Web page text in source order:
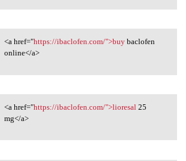
href="https://ibaclofen
<a href="https://ibaclofen.com/">buybaclofen
online</a>
href="https://ibaclofen
<a href="https://ibaclofen.com/">lioresal 25
mg</a>